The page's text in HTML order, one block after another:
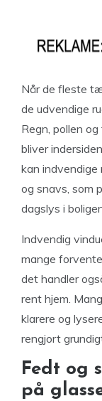
Når de fleste
de udvendige
Regn, pollen
bliver
kan
og snavs, som
dagslys i
Indvendig
mange
det handler
rent hjem.
klarere og
rengjort
Fedt og
på